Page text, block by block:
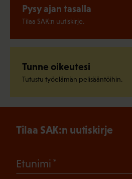
Pysy ajan tasalla
Tilaa SAK:n uutiskirje.
Tunne oikeutesi
Tutustu työelämän pelisääntöihin.
Tilaa SAK:n uutiskirje
Etunimi